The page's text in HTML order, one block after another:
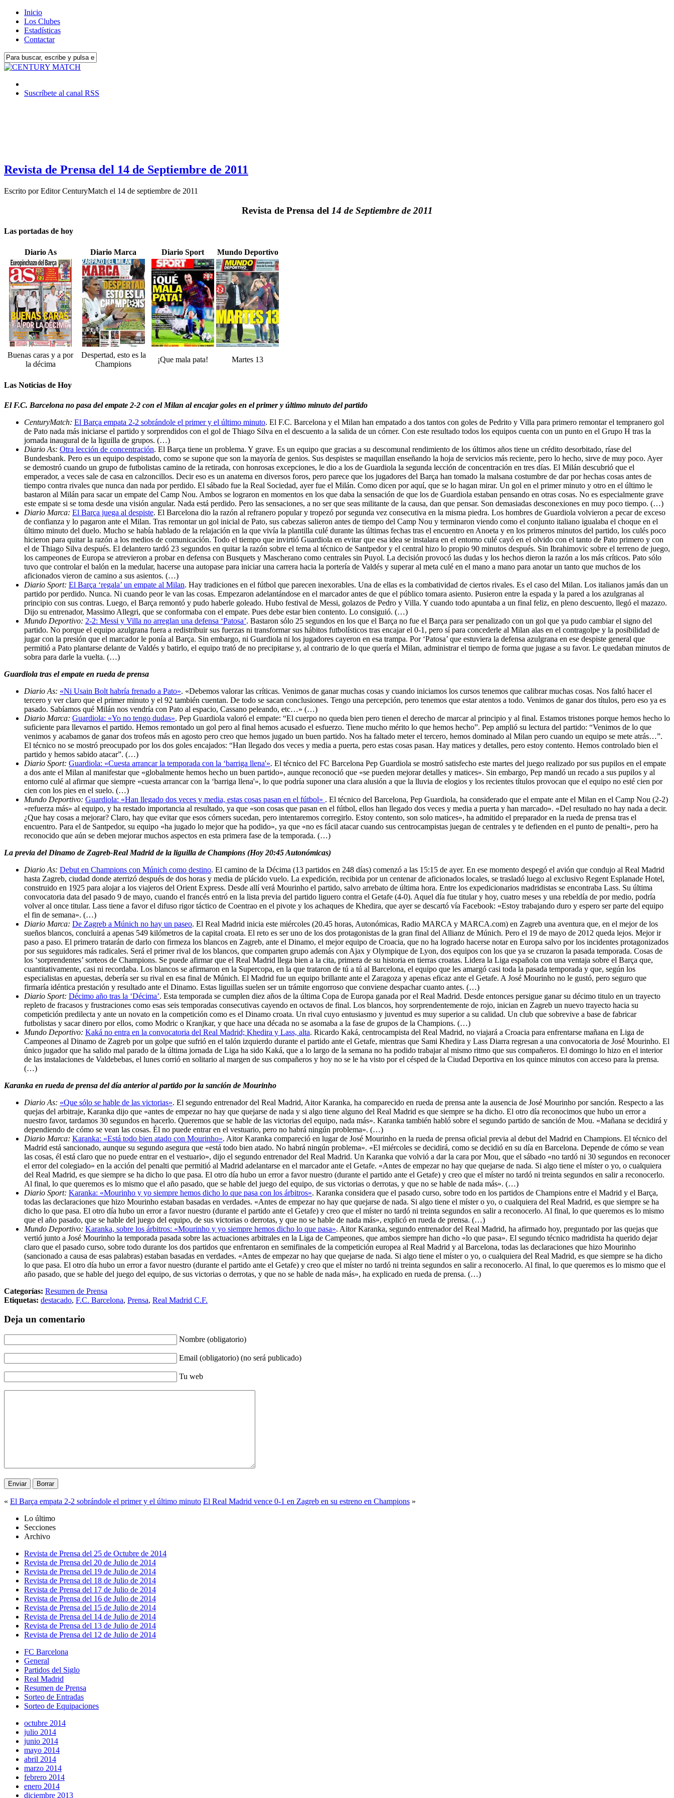
Inicio
Los Clubes
Estadísticas
Contactar
Suscríbete al canal RSS
Revista de Prensa del 14 de Septiembre de 2011
Escrito porEditor CenturyMatch el 14 de septiembre de 2011
Revista de Prensa del 14 de Septiembre de 2011
Las portadas de hoy
Diario As Diario Marca Diario Sport Mundo Deportivo
Buenas caras y a por
la décima
Despertad, esto es la
Champions
¡Que mala pata! Martes 13
Las Noticias de Hoy
El F.C. Barcelona no pasa del empate 2-2 con el Milan al encajar goles en el primer y último minuto del partido
CenturyMatch: El Barça empata 2-2 sobrándole el primer y el último minuto. El F.C. Barcelona y el Milan han empatado a dos tantos con goles de Pedrito y Villa para primero remontar el tempranero gol
de Pato nada más iniciarse el partido y sorprendidos con el gol de Thiago Silva en el descuento a la salida de un córner. Con este resultado todos los equipos cuenta con un punto en el Grupo H tras la
jornada inaugural de la liguilla de grupos. (…)
Diario As: Otra lección de concentración. El Barça tiene un problema. Y grave. Es un equipo que gracias a su descomunal rendimiento de los últimos años tiene un crédito desorbitado, ríase del
Bundesbank. Pero es un equipo despistado, como se supone que son la mayoría de genios. Sus despistes se maquillan enseñando la hoja de servicios más reciente, pero lo hecho, sirve de muy poco. Ayer
se demostró cuando un grupo de futbolistas camino de la retirada, con honrosas excepciones, le dio a los de Guardiola la segunda lección de concentración en tres días. El Milán descubrió que el
emperador, a veces sale de casa en calzoncillos. Decir eso es un anatema en diversos foros, pero parece que los jugadores del Barça han tomado la malsana costumbre de dar por hechas cosas antes de
tiempo contra rivales que nunca dan nada por perdido. El sábado fue la Real Sociedad, ayer fue el Milán. Como dicen por aquí, que se lo hagan mirar. Un gol en el primer minuto y otro en el último le
bastaron al Milán para sacar un empate del Camp Nou. Ambos se lograron en momentos en los que daba la sensación de que los de Guardiola estaban pensando en otras cosas. No es especialmente grave
este empate si se toma desde una visión angular. Nada está perdido. Pero las sensaciones, a no ser que seas militante de la causa, dan que pensar. Son demasiadas desconexiones en muy poco tiempo. (…)
Diario Marca: El Barça juega al despiste. El Barcelona dio la razón al refranero popular y tropezó por segunda vez consecutiva en la misma piedra. Los hombres de Guardiola volvieron a pecar de exceso
de confianza y lo pagaron ante el Milan. Tras remontar un gol inicial de Pato, sus cabezas salieron antes de tiempo del Camp Nou y terminaron viendo como el conjunto italiano igualaba el choque en el
último minuto del duelo. Mucho se había hablado de la relajación en la que vivía la plantilla culé durante las últimas fechas tras el encuentro en Anoeta y en los primeros minutos del partido, los culés poco
hicieron para quitar la razón a los medios de comunicación. Todo el tiempo que invirtió Guardiola en evitar que esa idea se instalara en el entorno culé cayó en el olvido con el tanto de Pato primero y con
el de Thiago Silva después. El delantero tardó 23 segundos en quitar la razón sobre el tema al técnico de Santpedor y el central hizo lo propio 90 minutos después. Sin Ibrahimovic sobre el terreno de juego,
los campeones de Europa se atrevieron a probar en defensa con Busquets y Mascherano como centrales sin Puyol. La decisión provocó las dudas y los hechos dieron la razón a los más críticos. Pato sólo
tuvo que controlar el balón en la medular, hacerse una autopase para iniciar una carrera hacia la portería de Valdés y superar al meta culé en el mano a mano para anotar un tanto que muchos de los
aficionados vieron de camino a sus asientos. (…)
Diario Sport: El Barça ‘regala’ un empate al Milan. Hay tradiciones en el fútbol que parecen inexorables. Una de ellas es la combatividad de ciertos rivales. Es el caso del Milan. Los italianos jamás dan un
partido por perdido. Nunca. Ni cuando peor le van las cosas. Empezaron adelantándose en el marcador antes de que el público tomara asiento. Pusieron entre la espada y la pared a los azulgranas al
principio con sus contras. Luego, el Barça remontó y pudo haberle goleado. Hubo festival de Messi, golazos de Pedro y Villa. Y cuando todo apuntaba a un final feliz, en pleno descuento, llegó el mazazo.
Dijo su entrenador, Massimo Allegri, que se conformaba con el empate. Pues debe estar bien contento. Lo consiguió. (…)
Mundo Deportivo: 2-2: Messi y Villa no arreglan una defensa ‘Patosa’. Bastaron sólo 25 segundos en los que el Barça no fue el Barça para ser penalizado con un gol que ya pudo cambiar el signo del
partido. No porque el equipo azulgrana fuera a redistribuir sus fuerzas ni transformar sus hábitos futbolísticos tras encajar el 0-1, pero sí para concederle al Milan alas en el contragolpe y la posibilidad de
jugar con la presión que el marcador le ponía al Barça. Sin embargo, ni Guardiola ni los jugadores cayeron en esa trampa. Por ‘Patosa’ que estuviera la defensa azulgrana en ese despiste general que
permitió a Pato plantarse delante de Valdés y batirlo, el equipo trató de no precipitarse y, al contrario de lo que quería el Milan, administrar el tiempo de forma que jugase a su favor. Le quedaban minutos de
sobra para darle la vuelta. (…)
Guardiola tras el empate en rueda de prensa
Diario As: «Ni Usain Bolt habría frenado a Pato». «Debemos valorar las críticas. Venimos de ganar muchas cosas y cuando iniciamos los cursos tenemos que calibrar muchas cosas. Nos faltó hacer el
tercero y ver claro que el primer minuto y el 92 también cuentan. De todo se sacan conclusiones. Tengo una percepción, pero tenemos que estar atentos a todo. Venimos de ganar dos títulos, pero eso ya es
pasado. Sabíamos qué Milán nos vendría con Pato al espacio, Cassano peleando, etc…» (…)
Diario Marca: Guardiola: «Yo no tengo dudas». Pep Guardiola valoró el empate: “El cuerpo no queda bien pero tienen el derecho de marcar al principio y al final. Estamos tristones porque hemos hecho lo
suficiente para llevarnos el partido. Hemos remontado un gol pero al final hemos acusado el esfuerzo. Tiene mucho mérito lo que hemos hecho”. Pep amplió su lectura del partido: “Venimos de lo que
venimos y acabamos de ganar dos trofeos más en agosto pero creo que hemos jugado un buen partido. Nos ha faltado meter el tercero, hemos dominado al Milan pero cuando un equipo se mete atrás…”.
El técnico no se mostró preocupado por los dos goles encajados: “Han llegado dos veces y media a puerta, pero estas cosas pasan. Hay matices y detalles, pero estoy contento. Hemos controlado bien el
partido y hemos sabido atacar”. (…)
Diario Sport: Guardiola: «Cuesta arrancar la temporada con la ‘barriga llena'». El técnico del FC Barcelona Pep Guardiola se mostró satisfecho este martes del juego realizado por sus pupilos en el empate
a dos ante el Milan al manifestar que «globalmente hemos hecho un buen partido», aunque reconoció que «se pueden mejorar detalles y matices». Sin embargo, Pep mandó un recado a sus pupilos y al
entorno culé al afirmar que siempre «cuesta arrancar con la ‘barriga llena'», lo que podría suponer una clara alusión a que la lluvia de elogios y los recientes títulos provocan que el equipo no esté cien por
cien con los pies en el suelo. (…)
Mundo Deportivo: Guardiola: «Han llegado dos veces y media, estas cosas pasan en el fútbol» . El técnico del Barcelona, Pep Guardiola, ha considerado que el empate ante el Milan en el Camp Nou (2-2)
«refuerza más» al equipo, y ha restado importancia al resultado, ya que «son cosas que pasan en el fútbol, ellos han llegado dos veces y media a puerta y han marcado». «Del resultado no hay nada a decir.
¿Que hay cosas a mejorar? Claro, hay que evitar que esos córners sucedan, pero intentaremos corregirlo. Estoy contento, son solo matices», ha admitido el preparador en la rueda de prensa tras el
encuentro. Para el de Santpedor, su equipo «ha jugado lo mejor que ha podido», ya que «no es fácil atacar cuando sus centrocampistas juegan de centrales y te defienden en el punto de penalti», pero ha
reconocido que aún se deben mejorar muchos aspectos en esta primera fase de la temporada. (…)
La previa del Dinamo de Zagreb-Real Madrid de la liguilla de Champions (Hoy 20:45 Autonómicas)
Diario As: Debut en Champions con Múnich como destino. El camino de la Décima (13 partidos en 248 días) comenzó a las 15:15 de ayer. En ese momento despegó el avión que condujo al Real Madrid
hasta Zagreb, ciudad donde aterrizó después de dos horas y media de plácido vuelo. La expedición, recibida por un centenar de aficionados locales, se trasladó luego al exclusivo Regent Esplanade Hotel,
construido en 1925 para alojar a los viajeros del Orient Express. Desde allí verá Mourinho el partido, salvo arrebato de última hora. Entre los expedicionarios madridistas se encontraba Lass. Su última
convocatoria data del pasado 9 de mayo, cuando el francés entró en la lista previa del partido liguero contra el Getafe (4-0). Aquel día fue titular y hoy, cuatro meses y una rebeldía de por medio, podría
volver al once titular. Lass tiene a favor el difuso rigor táctico de Coentrao en el pivote y los achaques de Khedira, que ayer se descartó vía Facebook: «Estoy trabajando duro y espero ser parte del equipo
el fin de semana». (…)
Diario Marca: De Zagreb a Múnich no hay un paseo. El Real Madrid inicia este miércoles (20.45 horas, Autonómicas, Radio MARCA y MARCA.com) en Zagreb una aventura que, en el mejor de los
sueños blancos, concluirá a apenas 549 kilómetros de la capital croata. El reto es ser uno de los dos protagonistas de la gran final del Allianz de Múnich. Pero el 19 de mayo de 2012 queda lejos. Mejor ir
paso a paso. El primero tratarán de darlo con firmeza los blancos en Zagreb, ante el Dinamo, el mejor equipo de Croacia, que no ha logrado hacerse notar en Europa salvo por los incidentes protagonizados
por sus seguidores más radicales. Será el primer rival de los blancos, que comparten grupo además con Ajax y Olympique de Lyon, dos equipos con los que ya se cruzaron la pasada temporada. Cosas de
los ‘sorprendentes’ sorteos de Champions. Se puede afirmar que el Real Madrid llega bien a la cita, primera de su historia en tierras croatas. Lidera la Liga española con una ventaja sobre el Barça que,
cuantitativamente, casi ni recordaba. Los blancos se afirmaron en la Supercopa, en la que trataron de tú a tú al Barcelona, el equipo que les amargó casi toda la pasada temporada y que, según los
especialistas en apuestas, debería ser su rival en esa final de Múnich. El Madrid fue un equipo brillante ante el Zaragoza y apenas eficaz ante el Getafe. A José Mourinho no le gustó, pero seguro que
firmaría idéntica prestación y resultado ante el Dinamo. Estas liguillas suelen ser un trámite engorroso que conviene despachar cuanto antes. (…)
Diario Sport: Décimo año tras la ‘Décima’. Esta temporada se cumplen diez años de la última Copa de Europa ganada por el Real Madrid. Desde entonces persigue ganar su décimo titulo en un trayecto
repleto de fracasos y frustraciones como esas seis temporadas consecutivas cayendo en octavos de final. Los blancos, hoy sorprendentemente de rojo, inician en Zagreb un nuevo trayecto hacia su
competición predilecta y ante un novato en la competición como es el Dinamo croata. Un rival cuyo entusiasmo y juventud es muy superior a su calidad. Un club que sobrevive a base de fabricar
futbolistas y sacar dinero por ellos, como Modric o Kranjkar, y que hace una década no se asomaba a la fase de grupos de la Champions. (…)
Mundo Deportivo: Kaká no entra en la convocatoria del Real Madrid; Khedira y Lass, alta. Ricardo Kaká, centrocampista del Real Madrid, no viajará a Croacia para enfrentarse mañana en Liga de
Campeones al Dinamo de Zagreb por un golpe que sufrió en el talón izquierdo durante el partido ante el Getafe, mientras que Sami Khedira y Lass Diarra regresan a una convocatoria de José Mourinho. El
único jugador que ha salido mal parado de la última jornada de Liga ha sido Kaká, que a lo largo de la semana no ha podido trabajar al mismo ritmo que sus compañeros. El domingo lo hizo en el interior
de las instalaciones de Valdebebas, el lunes corrió en solitario al margen de sus compañeros y hoy no se le ha visto por el césped de la Ciudad Deportiva en los quince minutos con acceso para la prensa.
(…)
Karanka en rueda de prensa del día anterior al partido por la sanción de Mourinho
Diario As: «Que sólo se hable de las victorias». El segundo entrenador del Real Madrid, Aitor Karanka, ha comparecido en rueda de prensa ante la ausencia de José Mourinho por sanción. Respecto a las
quejas del arbitraje, Karanka dijo que «antes de empezar no hay que quejarse de nada y si algo tiene alguno del Real Madrid es que siempre se ha dicho. El otro día reconocimos que hubo un error a
nuestro favor, tardamos 30 segundos en hacerlo. Queremos que se hable de las victorias del equipo, nada más». Karanka también habló sobre el segundo partido de sanción de Mou. «Mañana se decidirá y
dependiendo de cómo se vean las cosas. Él no puede entrar en el vestuario, pero no habrá ningún problema». (…)
Diario Marca: Karanka: «Está todo bien atado con Mourinho». Aitor Karanka compareció en lugar de José Mourinho en la rueda de prensa oficial previa al debut del Madrid en Champions. El técnico del
Madrid está sancionado, aunque su segundo asegura que «está todo bien atado. No habrá ningún problema». «El miércoles se decidirá, como se decidió en su día en Barcelona. Depende de cómo se vean
las cosas, él está claro que no puede entrar en el vestuario», dijo el segundo entrenador del Real Madrid. Un Karanka que volvió a dar la cara por Mou, que el sábado «no tardó ni 30 segundos en reconocer
el error del colegiado» en la acción del penalti que permitió al Madrid adelantarse en el marcador ante el Getafe. «Antes de empezar no hay que quejarse de nada. Si algo tiene el míster o yo, o cualquiera
del Real Madrid, es que siempre se ha dicho lo que pasa. El otro día hubo un error a favor nuestro (durante el partido ante el Getafe) y creo que el míster no tardó ni treinta segundos en salir a reconocerlo.
Al final, lo que queremos es lo mismo que el año pasado, que se hable del juego del equipo, de sus victorias o derrotas, y que no se hable de nada más». (…)
Diario Sport: Karanka: «Mourinho y yo siempre hemos dicho lo que pasa con los árbitros». Karanka considera que el pasado curso, sobre todo en los partidos de Champions entre el Madrid y el Barça,
todas las declaraciones que hizo Mourinho estaban basadas en verdades. «Antes de empezar no hay que quejarse de nada. Si algo tiene el míster o yo, o cualquiera del Real Madrid, es que siempre se ha
dicho lo que pasa. El otro día hubo un error a favor nuestro (durante el partido ante el Getafe) y creo que el míster no tardó ni treinta segundos en salir a reconocerlo. Al final, lo que queremos es lo mismo
que el año pasado, que se hable del juego del equipo, de sus victorias o derrotas, y que no se hable de nada más», explicó en rueda de prensa. (…)
Mundo Deportivo: Karanka, sobre los árbitros: «Mourinho y yo siempre hemos dicho lo que pasa». Aitor Karanka, segundo entrenador del Real Madrid, ha afirmado hoy, preguntado por las quejas que
vertió junto a José Mourinho la temporada pasada sobre las actuaciones arbitrales en la Liga de Campeones, que ambos siempre han dicho «lo que pasa». El segundo técnico madridista ha querido dejar
claro que el pasado curso, sobre todo durante los dos partidos que enfrentaron en semifinales de la competición europea al Real Madrid y al Barcelona, todas las declaraciones que hizo Mourinho
(sancionado a causa de esas palabras) estaban basadas en verdades. «Antes de empezar no hay que quejarse de nada. Si algo tiene el míster o yo, o cualquiera del Real Madrid, es que siempre se ha dicho
lo que pasa. El otro día hubo un error a favor nuestro (durante el partido ante el Getafe) y creo que el míster no tardó ni treinta segundos en salir a reconocerlo. Al final, lo que queremos es lo mismo que el
año pasado, que se hable del juego del equipo, de sus victorias o derrotas, y que no se hable de nada más», ha explicado en rueda de prensa. (…)
Categorías: Resumen de Prensa
Etiquetas: destacado, F.C. Barcelona, Prensa, Real Madrid C.F.
Deja un comentario
Nombre (obligatorio)
Email (obligatorio) (no será publicado)
Tu web
« El Barça empata 2-2 sobrándole el primer y el último minuto El Real Madrid vence 0-1 en Zagreb en su estreno en Champions »
Lo último
Secciones
Archivo
Revista de Prensa del 25 de Octubre de 2014
Revista de Prensa del 20 de Julio de 2014
Revista de Prensa del 19 de Julio de 2014
Revista de Prensa del 18 de Julio de 2014
Revista de Prensa del 17 de Julio de 2014
Revista de Prensa del 16 de Julio de 2014
Revista de Prensa del 15 de Julio de 2014
Revista de Prensa del 14 de Julio de 2014
Revista de Prensa del 13 de Julio de 2014
Revista de Prensa del 12 de Julio de 2014
FC Barcelona
General
Partidos del Siglo
Real Madrid
Resumen de Prensa
Sorteo de Entradas
Sorteo de Equipaciones
octubre 2014
julio 2014
junio 2014
mayo 2014
abril 2014
marzo 2014
febrero 2014
enero 2014
diciembre 2013